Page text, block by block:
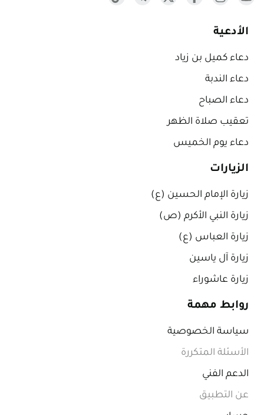
الأدعية
دعاء كميل بن زياد
دعاء الندبة
دعاء الصباح
تعقيب صلاة الظهر
دعاء يوم الخميس
الزيارات
زيارة الإمام الحسين (ع)
زيارة النبي الأكرم (ص)
زيارة العباس (ع)
زيارة آل ياسين
زيارة عاشوراء
روابط مهمة
سياسة الخصوصية
الأسئلة المتكررة
الدعم الفني
عن التطبيق